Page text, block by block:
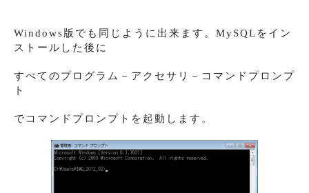
Windows版でも同じように出来ます。MySQLをイン
ストールした後に
すべてのプログラム－アクセサリ－コマンドプロンプ
ト
でコマンドプロンプトを起動します。